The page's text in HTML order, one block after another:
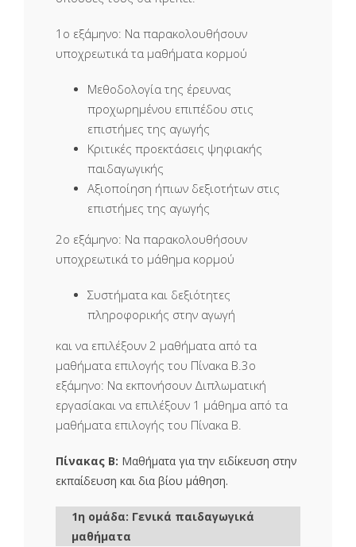
1ο εξάμηνο: Να παρακολουθήσουν
υποχρεωτικά τα μαθήματα κορμού
Μεθοδολογία της έρευνας
προχωρημένου επιπέδου στις
επιστήμες της αγωγής
Κριτικές προεκτάσεις ψηφιακής
παιδαγωγικής
Αξιοποίηση ήπιων δεξιοτήτων στις
επιστήμες της αγωγής
2ο εξάμηνο: Να παρακολουθήσουν
υποχρεωτικά το μάθημα κορμού
Συστήματα και δεξιότητες
πληροφορικής στην αγωγή
και να επιλέξουν 2 μαθήματα από τα
μαθήματα επιλογής του Πίνακα Β.3ο
εξάμηνο: Να εκπονήσουν Διπλωματική
εργασίακαι να επιλέξουν 1 μάθημα από τα
μαθήματα επιλογής του Πίνακα Β.
Πίνακας Β: Μαθήματα για την ειδίκευση στην
εκπαίδευση και δια βίου μάθηση.
1η ομάδα: Γενικά παιδαγωγικά
μαθήματα